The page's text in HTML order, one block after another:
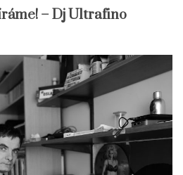
– Dj Ultrafino